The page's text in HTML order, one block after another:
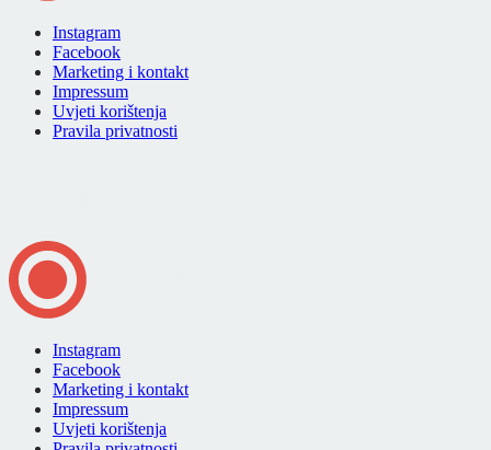
Instagram
Facebook
Marketing i kontakt
Impressum
Uvjeti korištenja
Pravila privatnosti
Instagram
Facebook
Marketing i kontakt
Impressum
Uvjeti korištenja